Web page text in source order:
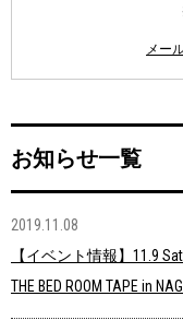
メー
お知らせ一覧
2019.11.08
【イベント情報】11.9
THE BED ROOM TAPE in